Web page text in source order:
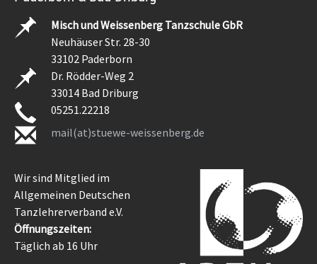
Misch und Weissenberg Tanzschule GbR
Neuhäuser Str. 28-30
33102 Paderborn
Dr. Rödder-Weg 2
33014 Bad Driburg
05251.22218
mail(at)stuewe-weissenberg.de
Wir sind Mitglied im
Allgemeinen Deutschen
Tanzlehrerverband e.V.
Öffnungszeiten:
Täglich ab 16 Uhr